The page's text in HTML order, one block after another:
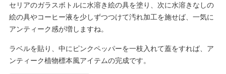
セリアのガラスボトルに水溶き絵の具を塗り、次に水溶きなしの
絵の具やコーヒー液を少しずつつけて汚れ加工を施せば、一気に
アンティーク感が増しますね。
ラベルを貼り、中にピンクペッパーを一枝入れて蓋をすれば、ア
ンティーク植物標本風アイテムの完成です。